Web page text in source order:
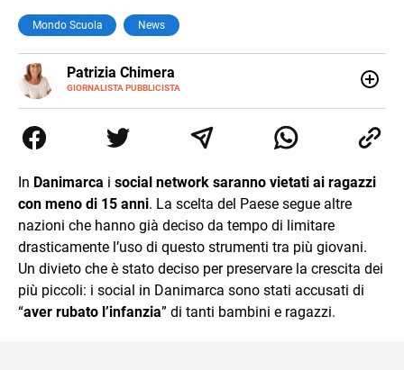
Mondo Scuola News
Patrizia Chimera
GIORNALISTA PUBBLICISTA
E-
MAIL
LINKEDIN
collaborato con grandi gruppi editoriali e agenzie di
comunicazione specializzandosi nella scrittura di articoli
In Danimarca i social network saranno vietati ai ragazzi
con meno di 15 anni. La scelta del Paese segue altre
nazioni che hanno già deciso da tempo di limitare
drasticamente l’uso di questo strumenti tra più giovani.
Un divieto che è stato deciso per preservare la crescita dei
più piccoli: i social in Danimarca sono stati accusati di
“aver rubato l’infanzia” di tanti bambini e ragazzi.